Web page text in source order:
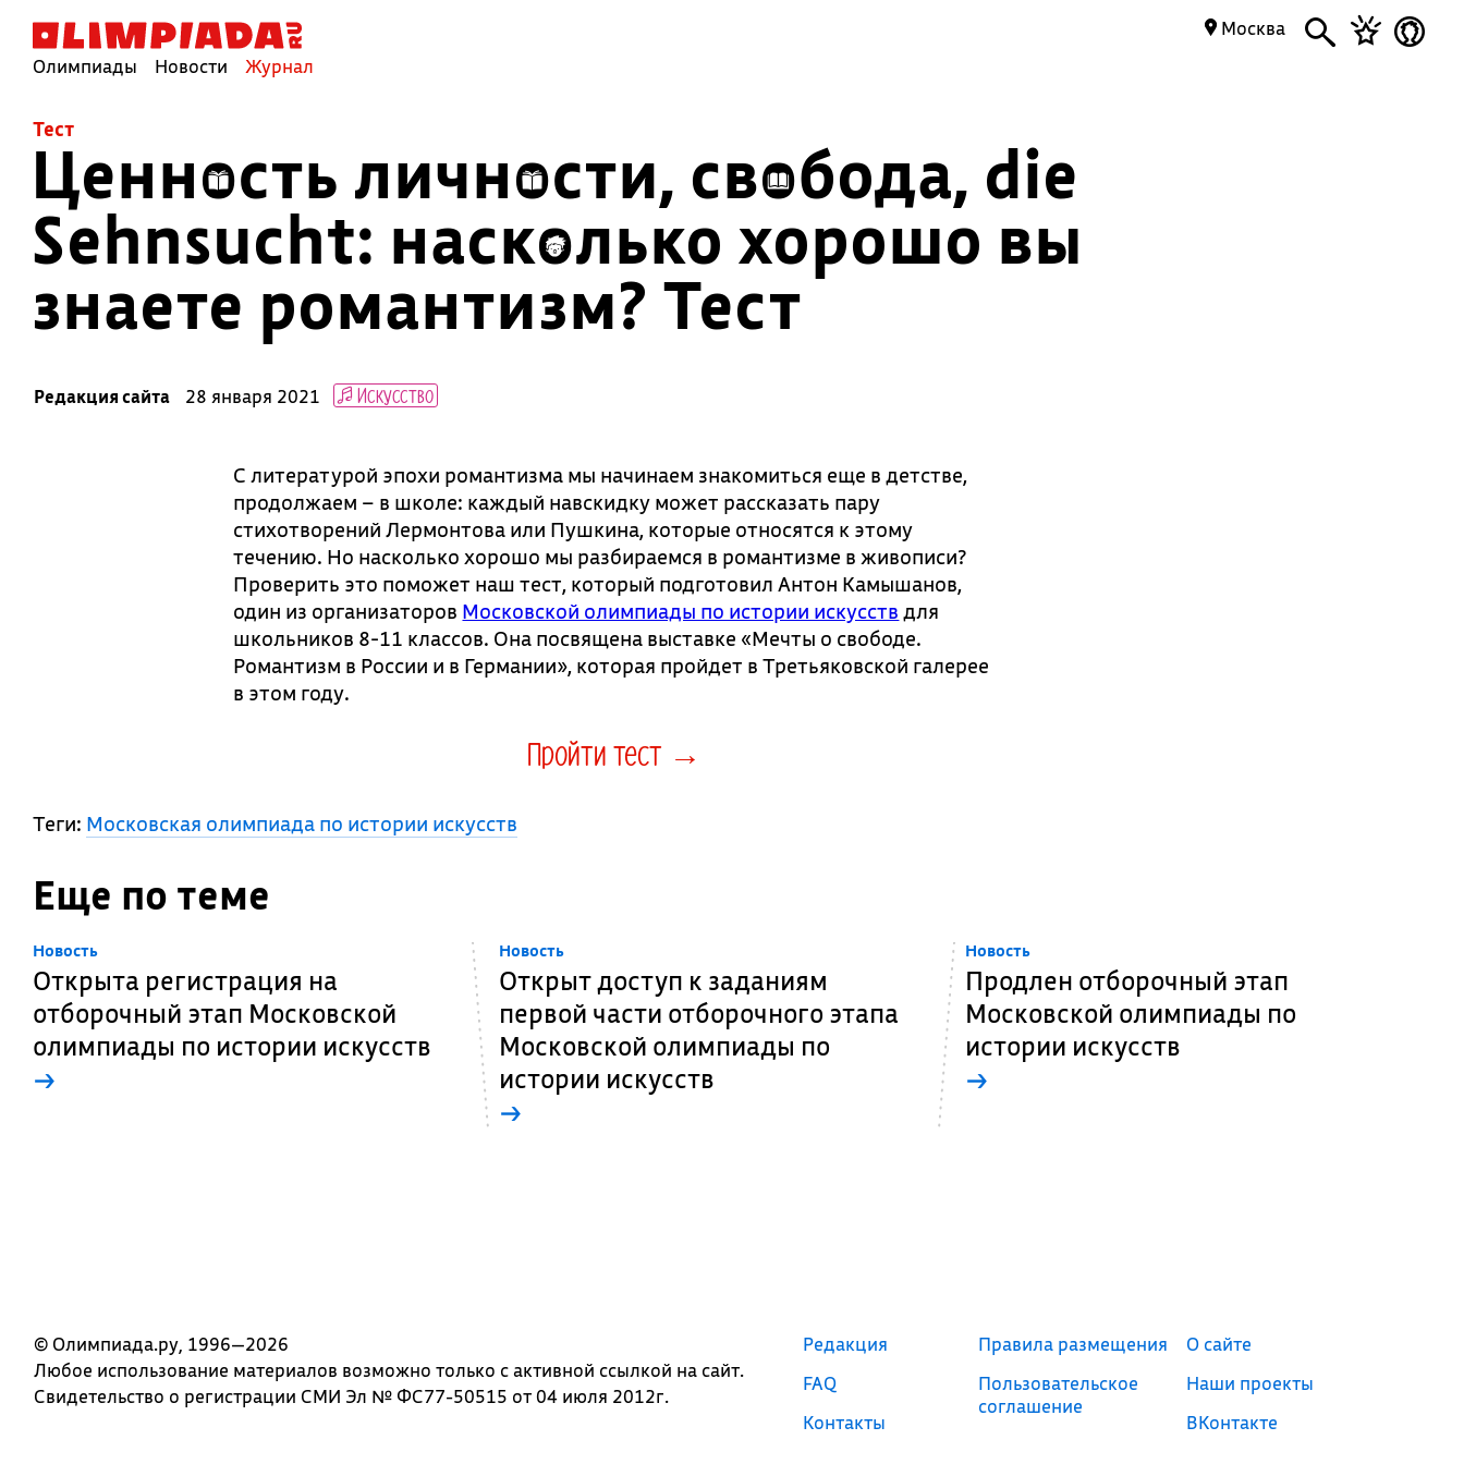
Олимпиады Новости Журнал
Москва
Тест
Ценность личности, свобода, die
Sehnsucht: насколько хорошо вы
знаете романтизм? Тест
Редакция сайта 28 января 2021 Искусство
С литературой эпохи романтизма мы начинаем знакомиться еще в детстве,
продолжаем – в школе: каждый навскидку может рассказать пару
стихотворений Лермонтова или Пушкина, которые относятся к этому
течению. Но насколько хорошо мы разбираемся в романтизме в живописи?
Проверить это поможет наш тест, который подготовил Антон Камышанов,
один из организаторов Московской олимпиады по истории искусств для
школьников 8-11 классов. Она посвящена выставке «Мечты о свободе.
Романтизм в России и в Германии», которая пройдет в Третьяковской галерее
в этом году.
Пройти тест →
Теги: Московская олимпиада по истории искусств
Еще по теме
Новость
Открыта регистрация на
отборочный этап Московской
олимпиады по истории искусств
→
Новость
Открыт доступ к заданиям
первой части отборочного этапа
Московской олимпиады по
истории искусств
→
Новость
Продлен отборочный этап
Московской олимпиады по
истории искусств
→
© Олимпиада.ру, 1996—2026
Любое использование материалов возможно только с активной ссылкой на сайт.
Свидетельство о регистрации СМИ Эл № ФС77-50515 от 04 июля 2012г.
Редакция
FAQ
Контакты
Правила размещения
Пользовательское
соглашение
О сайте
Наши проекты
ВКонтакте